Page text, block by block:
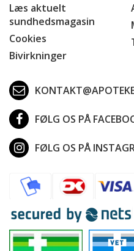
Læs aktuelt
sundhedsmagasin
Cookies
Bivirkninger
FØLG OS PÅ
FØLG OS PÅ